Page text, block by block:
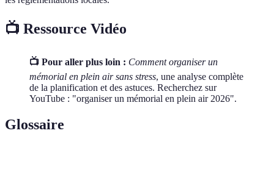
📺 Ressource Vidéo
📺 Pour aller plus loin : Comment organiser un
mémorial en plein air sans stress, une analyse complète
de la planification et des astuces. Recherchez sur
YouTube : "organiser un mémorial en plein air 2026".
Glossaire